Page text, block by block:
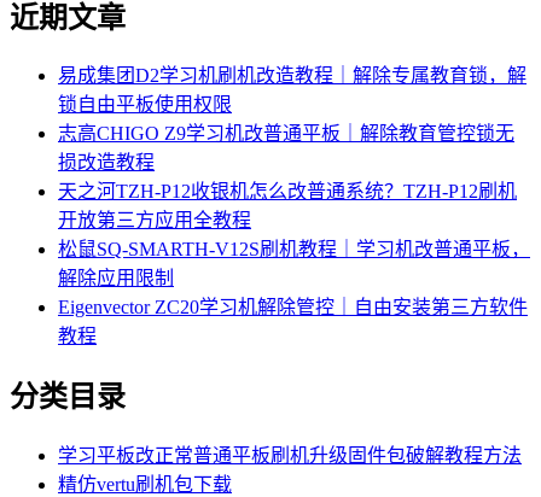
近期文章
易成集团D2学习机刷机改造教程｜解除专属教育锁，解
锁自由平板使用权限
志高CHIGO Z9学习机改普通平板｜解除教育管控锁无
损改造教程
天之河TZH-P12收银机怎么改普通系统？TZH-P12刷机
开放第三方应用全教程
松鼠SQ-SMARTH-V12S刷机教程｜学习机改普通平板，
解除应用限制
Eigenvector ZC20学习机解除管控｜自由安装第三方软件
教程
分类目录
学习平板改正常普通平板刷机升级固件包破解教程方法
精仿vertu刷机包下载